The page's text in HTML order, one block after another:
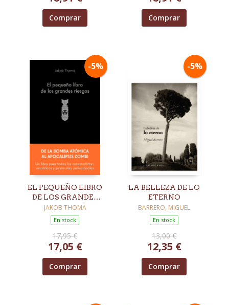
Comprar Comprar
-5%
EL PEQUEÑO LIBRO
DE LOS GRANDES
RIESGOS
JAKOB THOMÄ
En stock
17,95 €
17,05 €
Comprar
-5%
LA BELLEZA DE LO
ETERNO
BARRERO, MIGUEL
En stock
13,00 €
12,35 €
Comprar